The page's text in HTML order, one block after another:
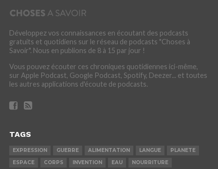
Développez vos connaissances en écoutant des podcasts
gratuits et quotidiens sur le réseau de podcasts "Choses à
Savoir". Nous en publions de 8 à 15 par jour !
Vous pouvez écouter ces chroniques quotidiennes ici-même,
sur Apple Podcast, Google Podcast, Spotify, Deezer... et toutes
les autres applications d'écoute de podcasts.
TAGS
EXPRESSION GUERRE ALIMENTATION LANGUE
PLANETE
ESPACE
CORPS INVENTION EAU NOURRITURE